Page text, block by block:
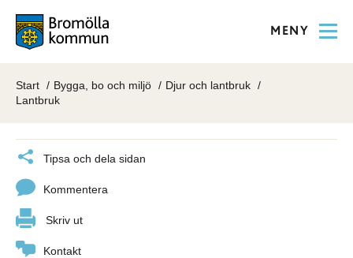
MENY
Start Bygga, bo och miljö
Djur och lantbruk
Lantbruk
Tipsa och dela sidan
Kommentera
Skriv ut
Kontakt